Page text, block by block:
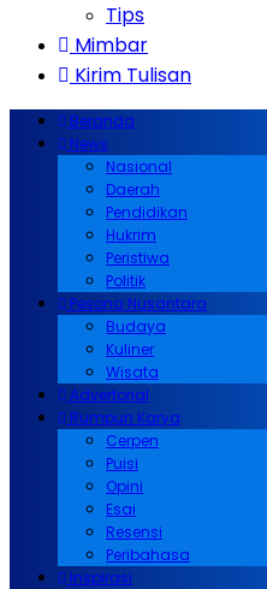
Tips
Mimbar
Kirim Tulisan
Beranda
News
Nasional
Daerah
Pendidikan
Hukrim
Peristiwa
Politik
Pesona Nusantara
Budaya
Kuliner
Wisata
Advertorial
Rumpun Karya
Cerpen
Puisi
Opini
Esai
Resensi
Peribahasa
Inspirasi